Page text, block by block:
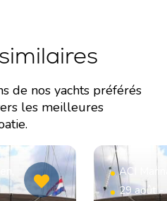
de nos yachts préférés
les meilleures
ACI
29 août -